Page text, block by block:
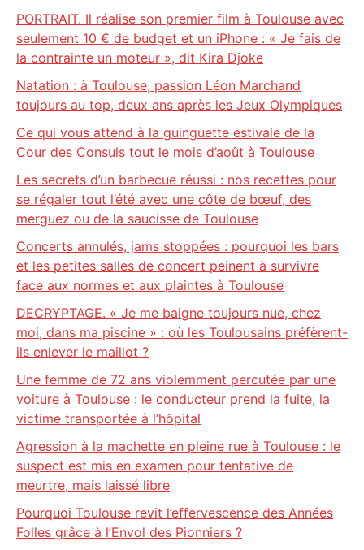
PORTRAIT. Il réalise son premier film à Toulouse avec
seulement 10 € de budget et un iPhone : « Je fais de
la contrainte un moteur », dit Kira Djoke
Natation : à Toulouse, passion Léon Marchand
toujours au top, deux ans après les Jeux Olympiques
Ce qui vous attend à la guinguette estivale de la
Cour des Consuls tout le mois d’août à Toulouse
Les secrets d’un barbecue réussi : nos recettes pour
se régaler tout l’été avec une côte de bœuf, des
merguez ou de la saucisse de Toulouse
Concerts annulés, jams stoppées : pourquoi les bars
et les petites salles de concert peinent à survivre
face aux normes et aux plaintes à Toulouse
DECRYPTAGE. « Je me baigne toujours nue, chez
moi, dans ma piscine » : où les Toulousains préfèrent-
ils enlever le maillot ?
Une femme de 72 ans violemment percutée par une
voiture à Toulouse : le conducteur prend la fuite, la
victime transportée à l’hôpital
Agression à la machette en pleine rue à Toulouse : le
suspect est mis en examen pour tentative de
meurtre, mais laissé libre
Pourquoi Toulouse revit l’effervescence des Années
Folles grâce à l’Envol des Pionniers ?